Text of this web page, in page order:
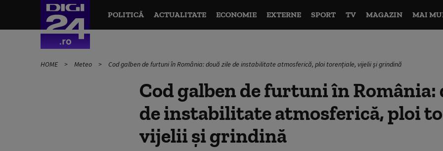
POLITICĂ ACTUALITATE ECONOMIE EXTERNE SPORT TV MAGAZIN MAI
HOME Meteo Cod galben de furtuni în România: două zile de instabilitate atmosferică, ploi torențiale, vijelii și grindină
Cod galben de furtuni în România:
de instabilitate atmosferică, ploi
vijelii și grindină